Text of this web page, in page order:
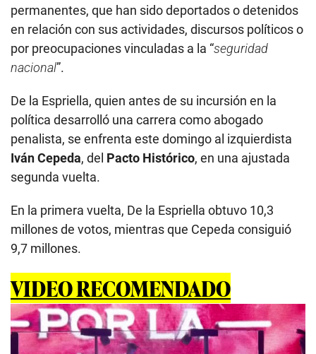
permanentes, que han sido deportados o detenidos
en relación con sus actividades, discursos políticos o
por preocupaciones vinculadas a la “seguridad
nacional”.
De la Espriella, quien antes de su incursión en la
política desarrolló una carrera como abogado
penalista, se enfrenta este domingo al izquierdista
Iván Cepeda, del Pacto Histórico, en una ajustada
segunda vuelta.
En la primera vuelta, De la Espriella obtuvo 10,3
millones de votos, mientras que Cepeda consiguió
9,7 millones.
VIDEO RECOMENDADO